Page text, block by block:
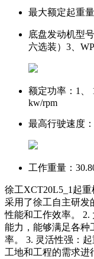
最大额定起重量
底盘发动机型号
六选装）3、
额定功率： 1、
kw/rpm
最高行驶速度：
工作重量：
徐工XCT20L5_1起
采用了徐工自主研发
性能和工作效率。
能力，能够满足各种
率。 3. 灵活性强：
工地和工程的需求进